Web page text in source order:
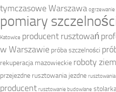
tymczasowe Warszawa ogrzewanie
pomiary
Katowice producent rusztowań
w Warszawie próba szczelności
rekuperacja mazowieckie roboty
przejezdne rusztowania jezdne rusztowania
producent rusztowanie budowlane